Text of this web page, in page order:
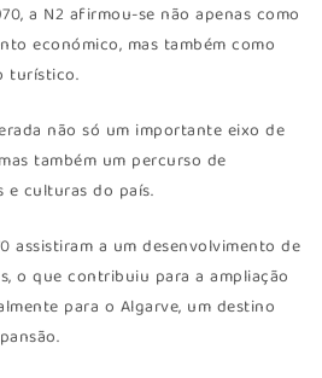
a N2 afirmou-se não apenas como
económico, mas também como
turístico.
não só um importante eixo de
também um percurso de
e culturas do país.
assistiram a um desenvolvimento de
o que contribuiu para a ampliação
para o Algarve, um destino